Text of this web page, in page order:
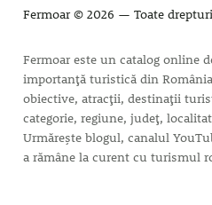
Fermoar© 2026 — Toate
Fermoar este un catalog online
importanță turistică din
obiective, atracții, destinații
categorie, regiune, județ,
Urmărește blogul, canalul
a rămâne la curent cu turismul